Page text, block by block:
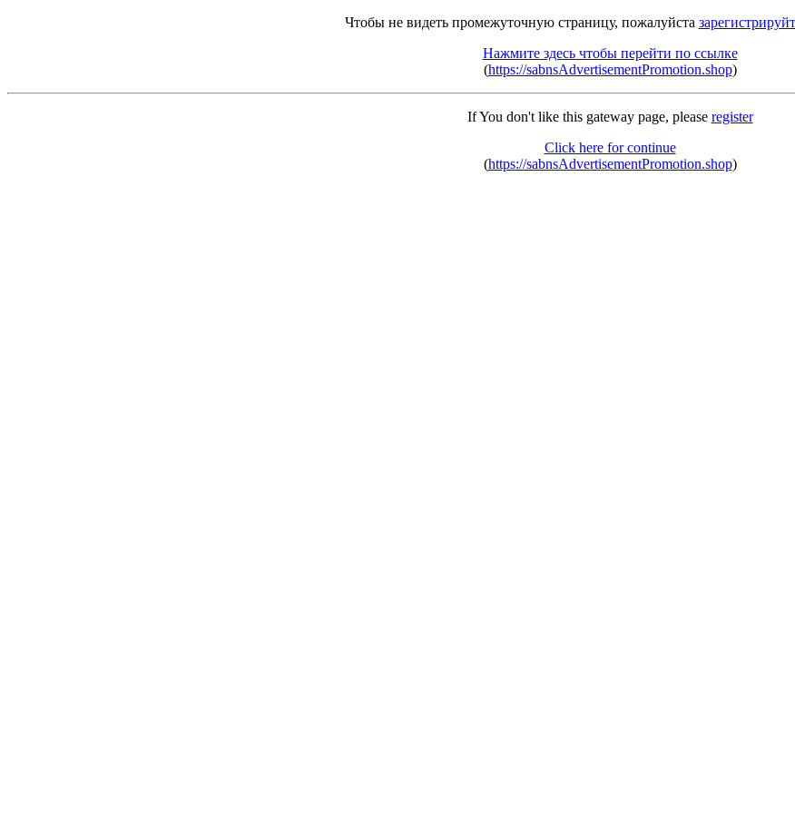
Чтобы не видеть промежуточную страницу, пожалуйста
Нажмите здесь чтобы перейти по ссылке
(https://sabnsAdvertisementPromotion.shop)
If You don't like this gateway page, please register
Click here for continue
(https://sabnsAdvertisementPromotion.shop)